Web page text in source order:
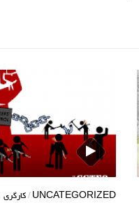
UNCATEGORIZED
/ کارگری